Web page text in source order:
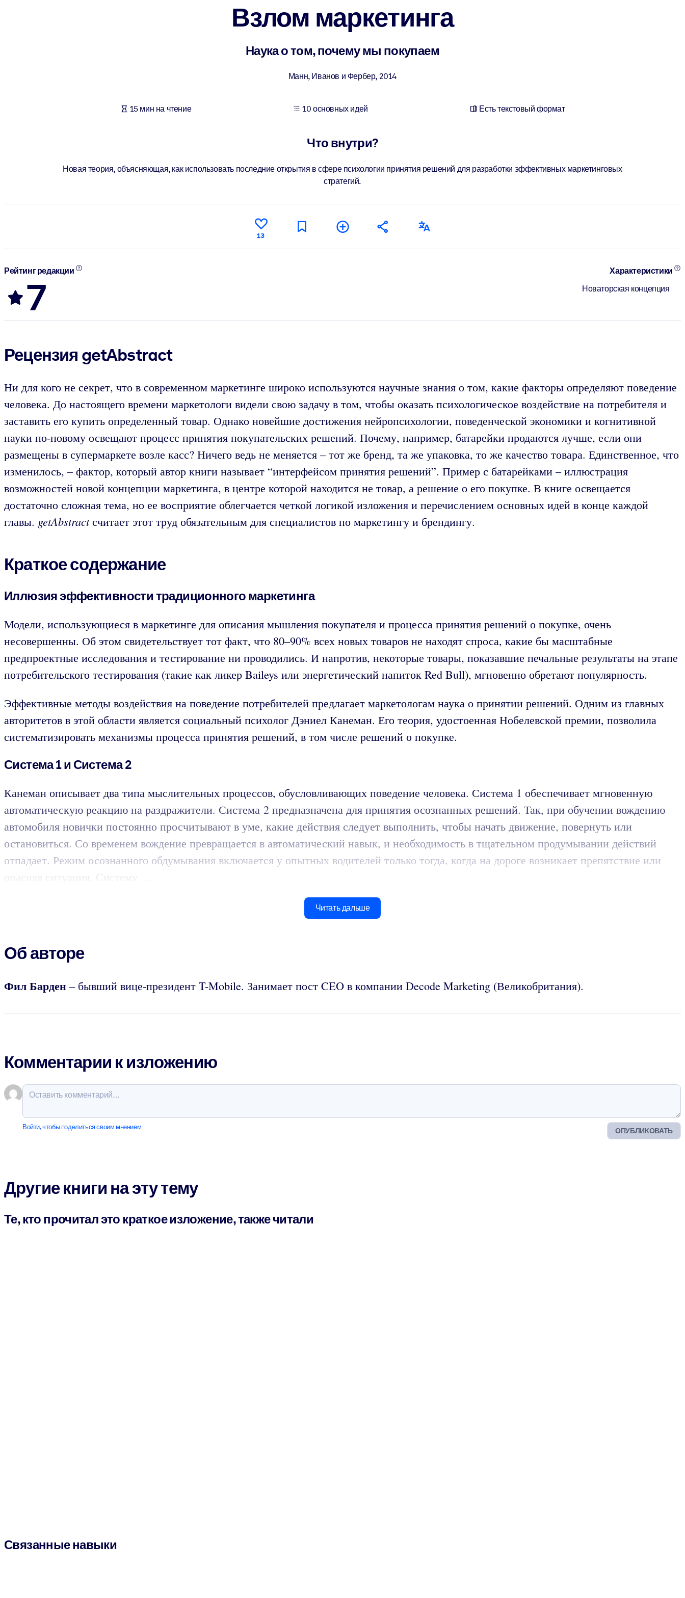
Обогатите корпоративную библиотеку надежными и готовыми к использованию бизнес-знаниями.
Используйте надежные структурированные знания для улучшения результатов ваших ИИ-систем.
Взлом маркетинга
Наука о том, почему мы покупаем
Манн, Иванов и Фербер, 2014
15 мин на чтение 10 основных идей Есть текстовый формат
Что внутри?
Новая теория, объясняющая, как использовать последние открытия в сфере психологии принятия решений для разработки эффективных маркетинговых
стратегий.
13
Рейтинг редакции
7
Характеристики
Новаторская концепция
Рецензия getAbstract
Ни для кого не секрет, что в современном маркетинге широко используются научные знания о том, какие факторы определяют поведение
человека. До настоящего времени маркетологи видели свою задачу в том, чтобы оказать психологическое воздействие на потребителя и
заставить его купить определенный товар. Однако новейшие достижения нейропсихологии, поведенческой экономики и когнитивной
науки по-новому освещают процесс принятия покупательских решений. Почему, например, батарейки продаются лучше, если они
размещены в супермаркете возле касс? Ничего ведь не меняется – тот же бренд, та же упаковка, то же качество товара. Единственное, что
изменилось, – фактор, который автор книги называет “интерфейсом принятия решений”. Пример с батарейками – иллюстрация
возможностей новой концепции маркетинга, в центре которой находится не товар, а решение о его покупке. В книге освещается
достаточно сложная тема, но ее восприятие облегчается четкой логикой изложения и перечислением основных идей в конце каждой
главы. getAbstractсчитает этот труд обязательным для специалистов по маркетингу и брендингу.
Краткое содержание
Иллюзия эффективности традиционного маркетинга
Модели, использующиеся в маркетинге для описания мышления покупателя и процесса принятия решений о покупке, очень
несовершенны. Об этом свидетельствует тот факт, что 80–90% всех новых товаров не находят спроса, какие бы масштабные
предпроектные исследования и тестирование ни проводились. И напротив, некоторые товары, показавшие печальные результаты на этапе
потребительского тестирования (такие как ликер Baileys или энергетический напиток Red Bull), мгновенно обретают популярность.
Эффективные методы воздействия на поведение потребителей предлагает маркетологам наука о принятии решений. Одним из главных
авторитетов в этой области является социальный психолог Дэниел Канеман. Его теория, удостоенная Нобелевской премии, позволила
систематизировать механизмы процесса принятия решений, в том числе решений о покупке.
Система 1 и Система 2
Канеман описывает два типа мыслительных процессов, обусловливающих поведение человека. Система 1 обеспечивает мгновенную
автоматическую реакцию на раздражители. Система 2 предназначена для принятия осознанных решений. Так, при обучении вождению
автомобиля новички постоянно просчитывают в уме, какие действия следует выполнить, чтобы начать движение, повернуть или
остановиться. Со временем вождение превращается в автоматический навык, и необходимость в тщательном продумывании действий
отпадает. Режим осознанного обдумывания включается у опытных водителей только тогда, когда на дороге возникает препятствие или
опасная ситуация. Систему ...
Читать дальше
Об авторе
Фил Барден – бывший вице-президент T-Mobile. Занимает пост CEO в компании Decode Marketing (Великобритания).
Комментарии к изложению
ОПУБЛИКОВАТЬ
Войти, чтобы поделиться своим мнением
Другие книги на эту тему
Те, кто прочитал это краткое изложение, также читали
Связанные навыки